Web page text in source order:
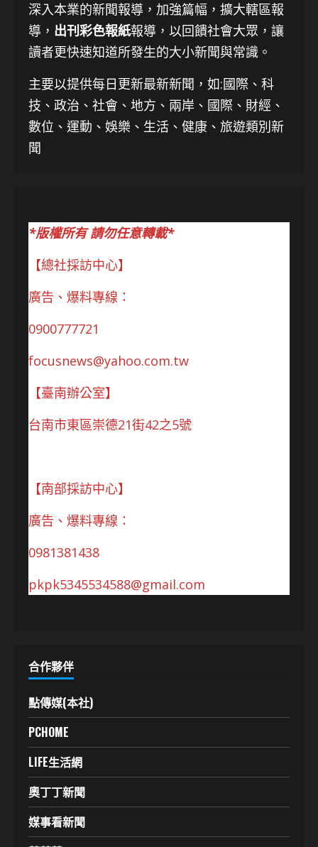
深入本業的新聞報導，加強篇幅，擴大轄區報
導， 出刊彩色報紙報導，以回饋社會大眾，讓
讀者更快速知道所發生的大小新聞與常識。
主要以提供每日更新最新新聞 ，如:國際、科
技、 政治、社會、地方、兩岸、國際、財經、
數位、運動、娛樂、生活、健康、旅遊類別新
聞
*版權所有 請勿任意轉載*
【總社採訪中心】
廣告、爆料專線：
0900777721
focusnews@yahoo.com.tw
【臺南辦公室】
台南市東區崇德21街42之5號
【南部採訪中心】
廣告、爆料專線：
0981381438
pkpk5345534588@gmail.com
合作夥伴
點傳媒(本社)
PCHOME
LIFE生活網
奧丁丁新聞
媒事看新聞